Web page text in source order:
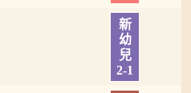
新
幼
兒
2-1